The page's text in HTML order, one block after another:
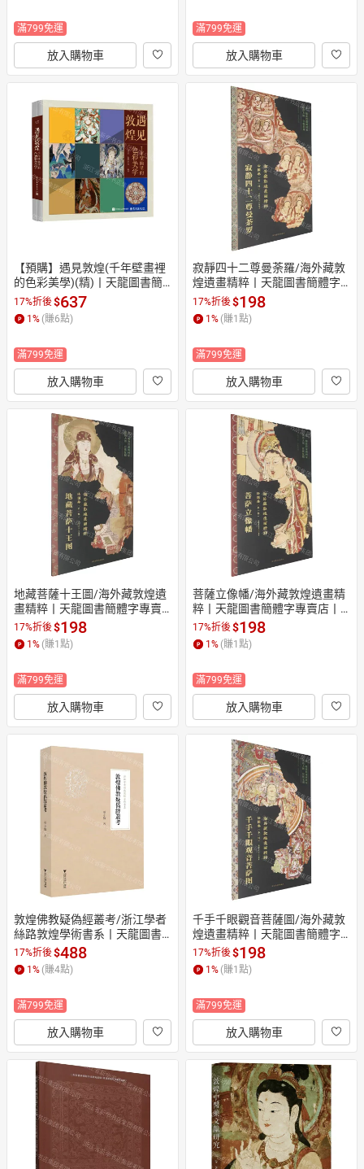
滿799免運
放入購物車
滿799免運
放入購物車
【預購】遇見敦煌(千年壁畫裡
的色彩美學)(精)丨天龍圖書簡
體字專賣店丨9787121502002
(tl2610)
17%折後$637
1% (賺6點)
滿799免運
放入購物車
寂靜四十二尊曼荼羅/海外藏敦
煌遺畫精粹丨天龍圖書簡體字
專賣店丨9787501385317 (tl26
09)
17%折後$198
1% (賺1點)
滿799免運
放入購物車
地藏菩薩十王圖/海外藏敦煌遺
畫精粹丨天龍圖書簡體字專賣
店丨9787501385331 (tl2609)
17%折後$198
1 % (賺1 點)
滿799免運
放入購物車
菩薩立像幡/海外藏敦煌遺畫精
粹丨天龍圖書簡體字專賣店丨9
787501385324 (tl2609)
17%折後$198
1 % (賺1 點)
滿799免運
放入購物車
敦煌佛教疑偽經叢考/浙江學者
絲路敦煌學術書系丨天龍圖書
簡體字專賣店丨978730824853
2 (tl2608)
17%折後$488
1 % (賺4點)
滿799免運
放入購物車
千手千眼觀音菩薩圖/海外藏敦
煌遺畫精粹丨天龍圖書簡體字
專賣店丨9787501385294 (tl26
09)
17%折後$198
1 % (賺1 點)
滿799免運
放入購物車